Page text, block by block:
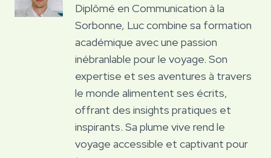
Diplômé en Communication à la
Sorbonne, Luc combine sa formation
académique avec une passion
inébranlable pour le voyage. Son
expertise et ses aventures à travers
le monde alimentent ses écrits,
offrant des insights pratiques et
inspirants. Sa plume vive rend le
voyage accessible et captivant pour